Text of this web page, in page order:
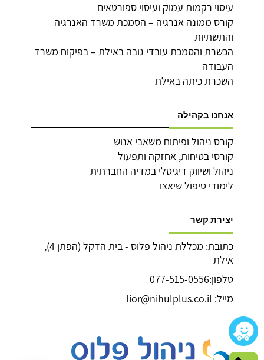
עיסוי רקמות עמוק ועיסוי ספורטאים
קורס ממונה אנרגיה – הסמכת משרד האנרגיה
והתשתיות
הכשרת והסמכת עובדי גובה באילת – בפיקוח משרד
העבודה
השכרת כיתה באילת
אנחנו בקהילה
קורס ניהול ופיתוח משאבי אנוש
קורסי בטיחות, אחזקה ותפעול
ניהול ושיווק דיגיטלי במדיה החברתית
לימודי טיפול שיאצו
יצירת קשר
כתובת: מכללת ניהול פלוס - בית הדקל (הפתן 4),
אילת
טלפון:077-515-0556
מייל: lior@nihulplus.co.il